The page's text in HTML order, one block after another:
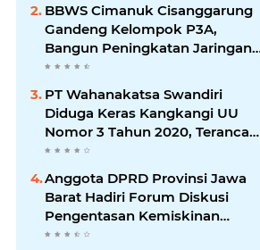
BBWS Cimanuk Cisanggarung
Gandeng Kelompok P3A,
Bangun Peningkatan Jaringan
Irigasi untuk Dukung
Ketahanan Pangan
PT Wahanakatsa Swandiri
Diduga Keras Kangkangi UU
Nomor 3 Tahun 2020, Terancam
Pidana Dan Denda
Anggota DPRD Provinsi Jawa
Barat Hadiri Forum Diskusi
Pengentasan Kemiskinan
Bersama LPK Trisakti